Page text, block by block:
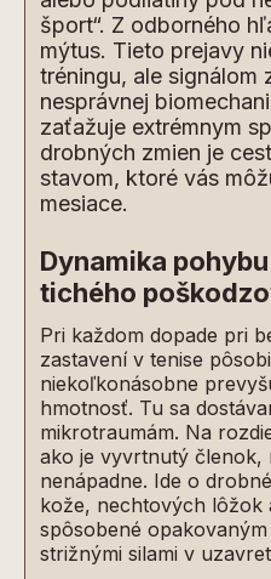
šport“. Z odborného
mýtus. Tieto prejavy
tréningu, ale signálom
nesprávnej
zaťažuje extrémnym
drobných zmien je
stavom, ktoré vás
mesiace.
Dynamika
tichého
Pri každom dopade pri
zastavení v tenise
niekoľkonásobne
hmotnosť. Tu sa
mikrotraumám. Na
ako je vyvrtnutý členok,
nenápadne. Ide o
kože, nechtových lôžok
spôsobené
strižnými silami v